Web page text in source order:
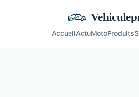
AccueilActuMotoProduits